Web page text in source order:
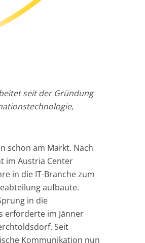
seit der Gründung
schon am Markt. Nach
im Austria Center
in die IT-Branche zum
aufbaute.
in die
erforderte im Jänner
Seit
Kommunikation nun